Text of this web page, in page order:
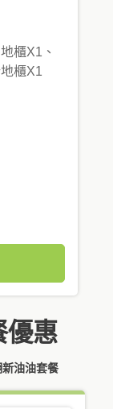
櫃X1、
櫃X1
優惠
油油套餐